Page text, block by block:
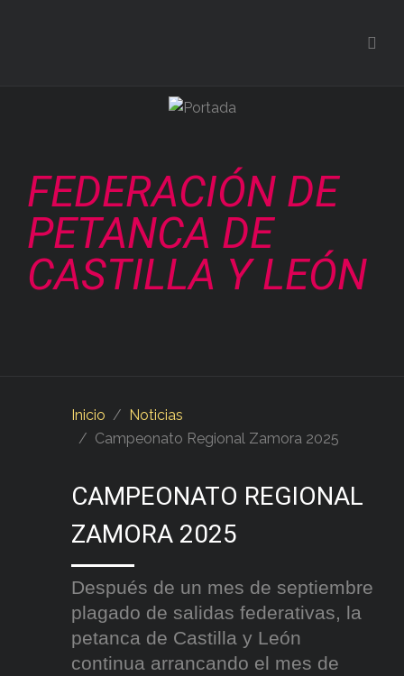
FEDERACIÓN DE
PETANCA DE
CASTILLA Y LEÓN
Inicio
Noticias
Campeonato Regional Zamora 2025
CAMPEONATO REGIONAL
ZAMORA 2025
Después de un mes de septiembre
plagado de salidas federativas, la
petanca de Castilla y León
continua arrancando el mes de